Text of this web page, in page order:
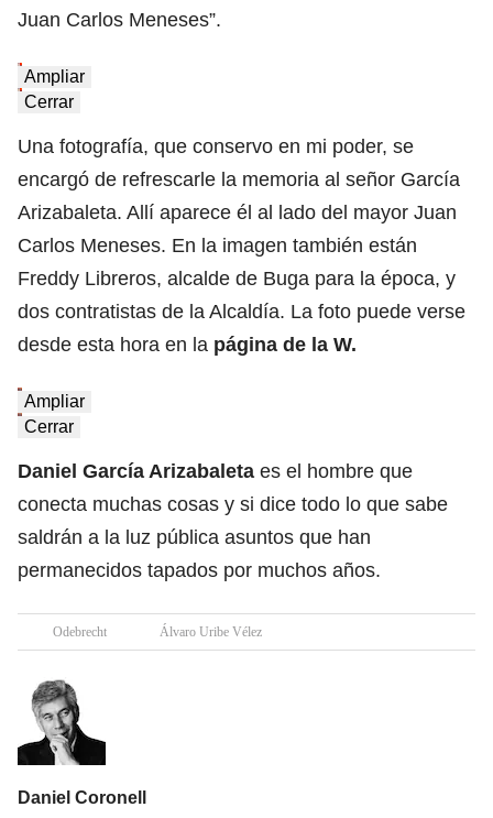
Juan Carlos Meneses”.
Ampliar
Cerrar
Una fotografía, que conservo en mi poder, se
encargó de refrescarle la memoria al señor García
Arizabaleta. Allí aparece él al lado del mayor Juan
Carlos Meneses. En la imagen también están
Freddy Libreros, alcalde de Buga para la época, y
dos contratistas de la Alcaldía. La foto puede verse
desde esta hora en la página de la W.
Ampliar
Cerrar
Daniel García Arizabaleta es el hombre que
conecta muchas cosas y si dice todo lo que sabe
saldrán a la luz pública asuntos que han
permanecidos tapados por muchos años.
Odebrecht Álvaro Uribe Vélez
Daniel Coronell